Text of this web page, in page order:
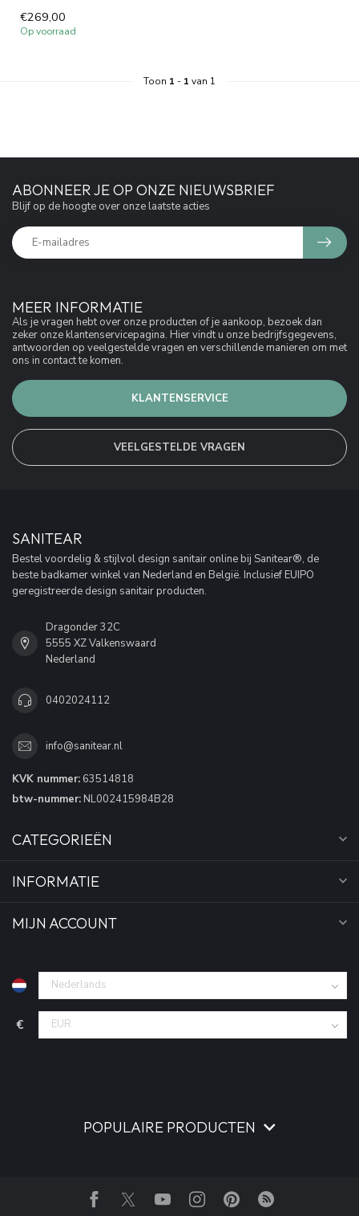
(bouwjaar 2025) is dé
standaard voo...
€269,00
Op voorraad
Toon 1 - 1 van 1
MEER INFORMATIE
Als je vragen hebt over onze producten of je aankoop, bezoek dan
zeker onze klantenservicepagina. Hier vindt u onze bedrijfsgegevens,
antwoorden op veelgestelde vragen en verschillende manieren om met
ons in contact te komen.
KLANTENSERVICE
VEELGESTELDE VRAGEN
ABONNEER JE OP ONZE NIEUWSBRIEF
Blijf op de hoogte over onze laatste acties
SANITEAR
Bestel voordelig & stijlvol design sanitair online bij Sanitear®, de
beste badkamer winkel van Nederland en België. Inclusief EUIPO
geregistreerde design sanitair producten.
Dragonder 32C
5555 XZ Valkenswaard
Nederland
0402024112
info@sanitear.nl
KVK nummer: 63514818
btw-nummer: NL002415984B28
CATEGORIEËN
INFORMATIE
MIJN ACCOUNT
€
POPULAIRE PRODUCTEN